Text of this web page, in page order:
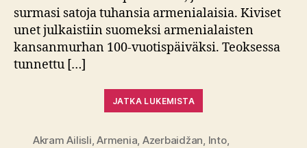
surmasi satoja tuhansia armenialaisia. Kiviset
unet julkaistiin suomeksi armenialaisten
kansanmurhan 100-vuotispäiväksi. Teoksessa
tunnettu […]
JATKA LUKEMISTA
Akram Ailisli,Armenia, Azerbaidžan, Into,